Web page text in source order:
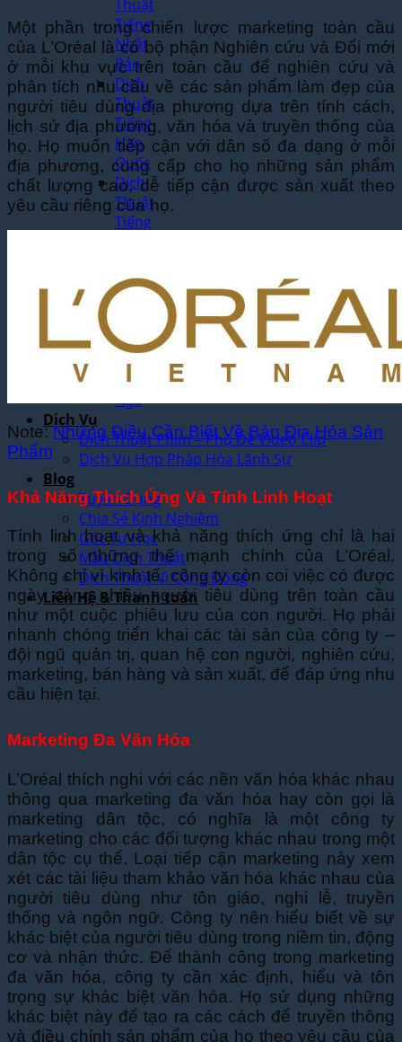
Thuật
Tiếng
Nhật
Bản
Dịch
Thuật
Tiếng
Hàn
Quốc
Dịch
Thuật
Tiếng
Thuật
Tiếng
Dịch
Thuật
Tiếng
Nga
Dịch Vụ
Dịch Thuật Phim – Phụ Đề Video Clip
Dịch Vụ Hợp Pháp Hóa Lãnh Sự
Blog
Tuyển Dụng
Chia Sẻ Kinh Nghiệm
Góc Tự Học
Mẫu Dịch Thuật
Dịch Thuật Vì Cộng Đồng
Liên Hệ & Thanh toán
Một phần trong chiến lược marketing toàn cầu
của L’Oréal là có bộ phận Nghiên cứu và Đổi mới
ở mỗi khu vực trên toàn cầu để nghiên cứu và
phân tích nhu cầu về các sản phẩm làm đẹp của
người tiêu dùng địa phương dựa trên tính cách,
lịch sử địa phương, văn hóa và truyền thống của
họ. Họ muốn tiếp cận với dân số đa dạng ở mỗi
địa phương, cung cấp cho họ những sản phẩm
chất lượng cao, dễ tiếp cận được sản xuất theo
yêu cầu riêng của họ.
Note:Những Điều Cần Biết Về Bản Địa Hóa Sản
Phẩm
Khả Năng Thích Ứng Và Tính Linh Hoạt
Tính linh hoạt và khả năng thích ứng chỉ là hai
trong số những thế mạnh chính của L’Oréal.
Không chỉ vì kinh tế, công ty còn coi việc có được
ngày càng nhiều người tiêu dùng trên toàn cầu
như một cuộc phiêu lưu của con người. Họ phải
nhanh chóng triển khai các tài sản của công ty –
đội ngũ quản trị, quan hệ con người, nghiên cứu,
marketing, bán hàng và sản xuất, để đáp ứng nhu
cầu hiện tại.
Marketing Đa Văn Hóa
L’Oréal thích nghi với các nền văn hóa khác nhau
thông qua marketing đa văn hóa hay còn gọi là
marketing dân tộc, có nghĩa là một công ty
marketing cho các đối tượng khác nhau trong một
dân tộc cụ thể. Loại tiếp cận marketing này xem
xét các tài liệu tham khảo văn hóa khác nhau của
người tiêu dùng như tôn giáo, nghi lễ, truyền
thống và ngôn ngữ. Công ty nên hiểu biết về sự
khác biệt của người tiêu dùng trong niềm tin, động
cơ và nhận thức. Để thành công trong marketing
đa văn hóa, công ty cần xác định, hiểu và tôn
trọng sự khác biệt văn hóa. Họ sử dụng những
khác biệt này để tạo ra các cách để truyền thông
và điều chỉnh sản phẩm của họ theo yêu cầu của